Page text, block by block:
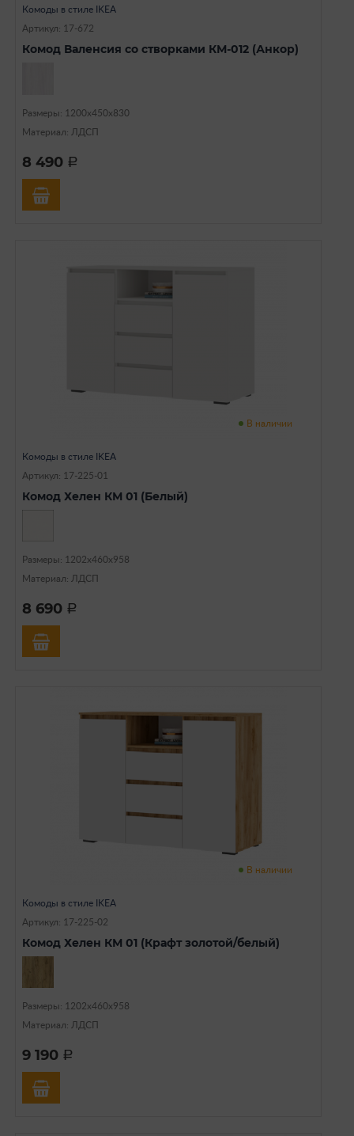
Комоды в стиле IKEA
Артикул: 17-672
Комод Валенсия со створками КМ-012 (Анкор)
Размеры: 1200х450х830
Материал: ЛДСП
8 490 a
В наличии
Комоды в стиле IKEA
Артикул: 17-225-01
Комод Хелен КМ 01 (Белый)
Размеры: 1202х460х958
Материал: ЛДСП
8 690 a
В наличии
Комоды в стиле IKEA
Артикул: 17-225-02
Комод Хелен КМ 01 (Крафт золотой/белый)
Размеры: 1202х460х958
Материал: ЛДСП
9 190 a